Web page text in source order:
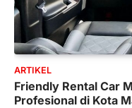
ARTIKEL
Friendly Rental Car
Profesional di Kota